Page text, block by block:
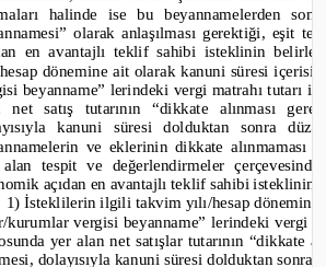
halinde ise bu beyannamelerden
olarak anlaşılması gerektiği, eşit
en avantajlı teklif sahibi isteklinin
hesap dönemine ait olarak kanuni süresi
beyanname” lerindeki vergi matrahı tutarı
net satış tutarının “dikkate alınması
kanuni süresi dolduktan sonra
ve eklerinin dikkate
tespit ve değerlendirmeler
açıdan en avantajlı teklif sahibi isteklinin
1) İsteklilerin ilgili takvim yılı/hesap
kurumlar vergisi beyanname” lerindeki vergi
yer alan net satışlar tutarının “dikkate
dolayısıyla kanuni süresi dolduktan sonra